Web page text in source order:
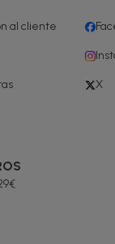
al cliente
X